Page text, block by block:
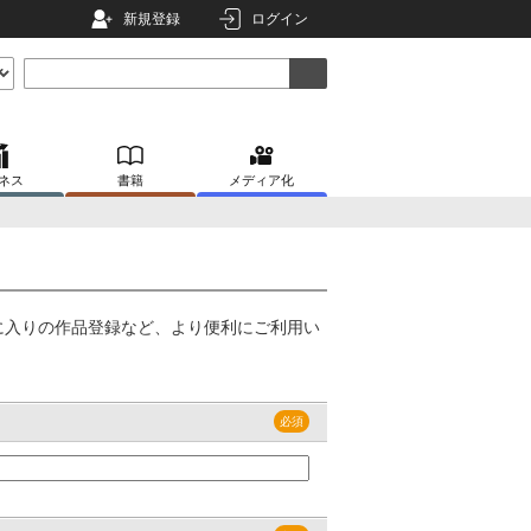
新規登録 ログイン
ス 書籍 メディア化
りの作品登録など、より便利にご利用い